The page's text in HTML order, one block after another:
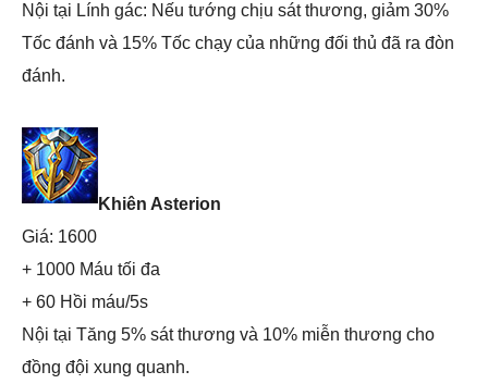
Nội tại Lính gác: Nếu tướng chịu sát thương, giảm 30%
Tốc đánh và 15% Tốc chạy của những đối thủ đã ra đòn
đánh.
Khiên Asterion
Giá: 1600
+ 1000 Máu tối đa
+ 60 Hồi máu/5s
Nội tại Tăng 5% sát thương và 10% miễn thương cho
đồng đội xung quanh.